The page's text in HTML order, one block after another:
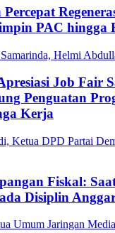
PAC hingga
Job Fair
Penguatan
Kerja
Fiskal:
Disiplin